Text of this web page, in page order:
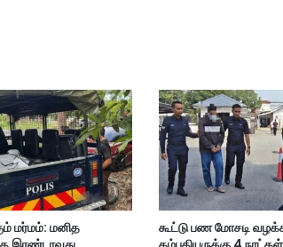
பு
கே
ட்
க
இ
ய
லா
து
மர்மம்: மனித
கூட்டு பண மோசடி